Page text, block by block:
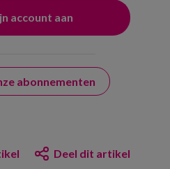
abonnementen
Deel dit artikel